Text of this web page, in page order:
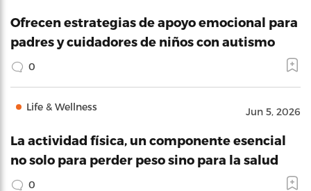
Ofrecen estrategias de apoyo emocional para
padres y cuidadores de niños con autismo
0
Life & Wellness Jun 5, 2026
La actividad física, un componente esencial
no solo para perder peso sino para la salud
0